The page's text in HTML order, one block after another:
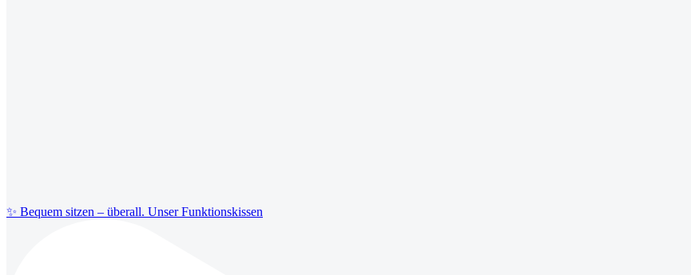
✨ Bequem sitzen – überall. Unser Funktionskissen